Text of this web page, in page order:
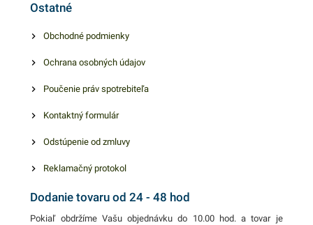
Ostatné
Obchodné podmienky
Ochrana osobných údajov
Poučenie práv spotrebiteľa
Kontaktný formulár
Odstúpenie od zmluvy
Reklamačný protokol
Dodanie tovaru od 24 - 48 hod
Pokiaľ obdržíme Vašu objednávku do 10.00 hod. a tovar je